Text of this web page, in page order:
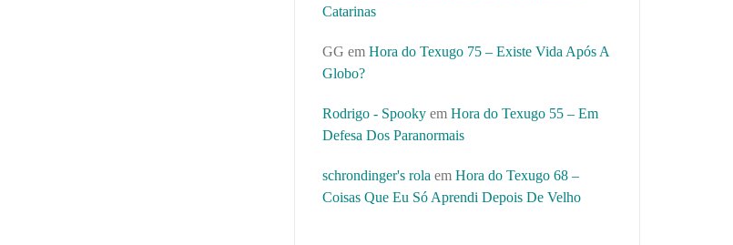
Catarinas
GG em Hora do Texugo 75 – Existe Vida Após A
Globo?
Rodrigo - Spooky em Hora do Texugo 55 – Em
Defesa Dos Paranormais
schrondinger's rola em Hora do Texugo 68 –
Coisas Que Eu Só Aprendi Depois De Velho